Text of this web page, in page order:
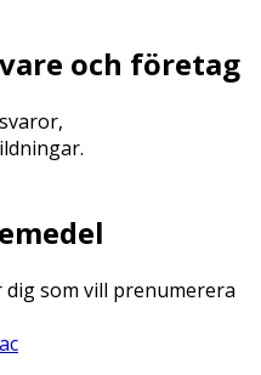
och företag
som vill prenumerera